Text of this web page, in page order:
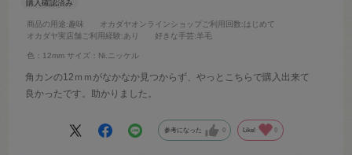
商品の用途:趣味 オカダヤオンラインショップご利用回数:はじめて
オカダヤ実店舗ご利用経験:あり 好きな手芸:羊毛
色：12mm サイズ：Ni.ニッケル
角カンの12ｍｍがなかなか見つからず、やっとこちらで購入出来て
良かったです。助かりました。
参考になった 0 Like! 0